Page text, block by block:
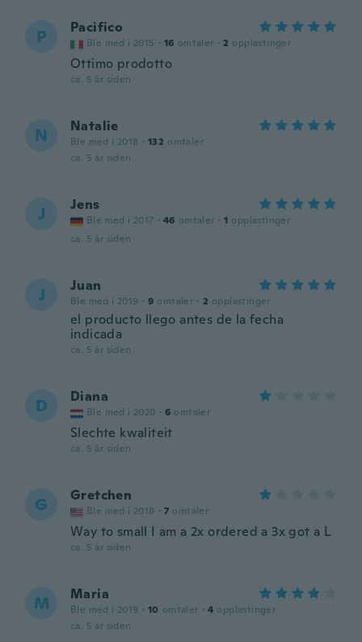
P Pacifico
Ble med i 2015 · 16 omtaler · 2 opplastinger
Ottimo prodotto
ca. 5 år siden
N Natalie
Ble med i 2018 · 132 omtaler
ca. 5 år siden
J Jens
Ble med i 2017 · 46 omtaler · 1 opplastinger
ca. 5 år siden
J Juan
Ble med i 2019 · 9 omtaler · 2 opplastinger
el producto llego antes de la fecha
indicada
ca. 5 år siden
D Diana
Ble med i 2020 · 6 omtaler
Slechte kwaliteit
ca. 5 år siden
G Gretchen
Ble med i 2018 · 7 omtaler
Way to small I am a 2x ordered a 3x got a L
ca. 5 år siden
M Maria
Ble med i 2019 · 10 omtaler · 4 opplastinger
ca. 5 år siden